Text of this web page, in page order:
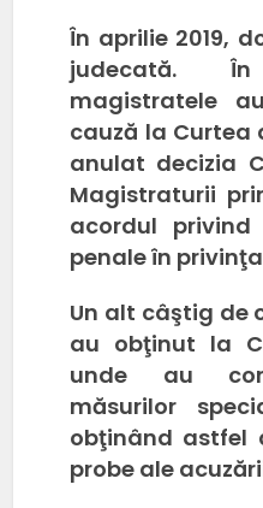
În aprilie 2019,
judecată.
magistratele
cauză la Curtea
anulat decizia
Magistraturii
acordul privind
penale în
Un alt câştig de
au obţinut la
unde au
măsurilor
obţinând astfel
probe ale